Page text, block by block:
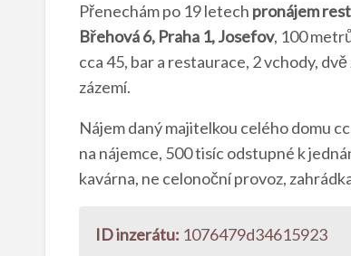
Přenechám po 19 letech pronájem
Břehová 6, Praha 1, Josefov, 100
cca 45, bar a restaurace, 2 vchody,
zázemí.
Nájem daný majitelkou celého domu
na nájemce, 500 tisíc odstupné k
kavárna, ne celonoční provoz,
ID inzerátu: 1076479d34615923